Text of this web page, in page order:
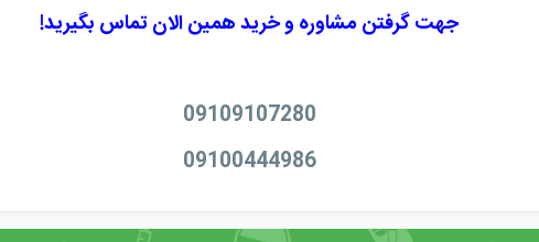
جهت گرفتن مشاوره و خرید همین الان تماس بگیرید!
09109107280
09100444986